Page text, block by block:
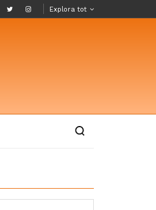
Explora tot